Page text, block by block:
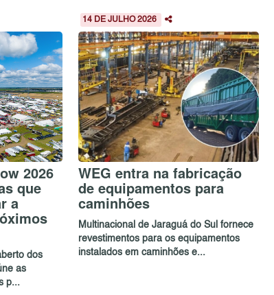
2026
que
a
dos
as
p...
14 DE JULHO 2026
WEG entra na fabricação
de equipamentos para
caminhões
Multinacional de Jaraguá do Sul fornece
revestimentos para os equipamentos
instalados em caminhões e...